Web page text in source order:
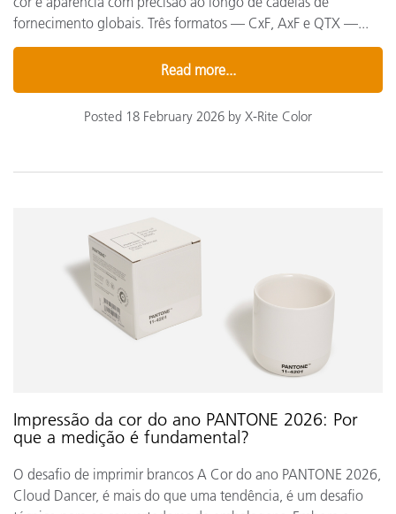
fornecimento globais. Três formatos — CxF, AxF e QTX —...
Read more...
Posted 18 February 2026 by X-Rite Color
Impressão da cor do ano PANTONE 2026: Por
que a medição é fundamental?
O desafio de imprimir brancos A Cor do ano PANTONE 2026,
Cloud Dancer, é mais do que uma tendência, é um desafio